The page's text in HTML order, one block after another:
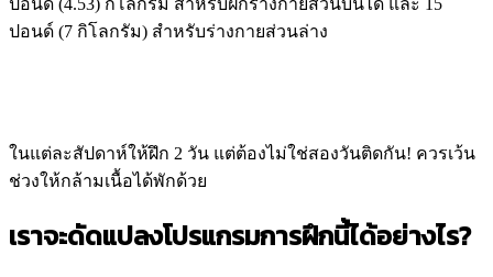
ปอนด์ (4.53) กิโลกรัม สำหรับฝึกร่างกายส่วนบนได้ และ 15
ปอนด์ (7 กิโลกรัม) สำหรับร่างกายส่วนล่าง
ในแต่ละสัปดาห์ให้ฝึก 2 วัน แต่ต้องไม่ใช่สองวันติดกัน! ควรเว้น
ช่วงให้กล้ามเนื้อได้พักด้วย
เราจะดัดแปลงโปรแกรมการฝึกนี้ได้อย่างไร?